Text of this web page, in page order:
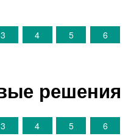
3 4 5
6
решения
3 4 5
6